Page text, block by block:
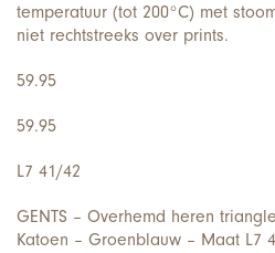
temperatuur (tot 200°C) met
niet rechtstreeks over prints.
59.95
59.95
L7 41/42
GENTS – Overhemd heren
Katoen – Groenblauw – Maat L7